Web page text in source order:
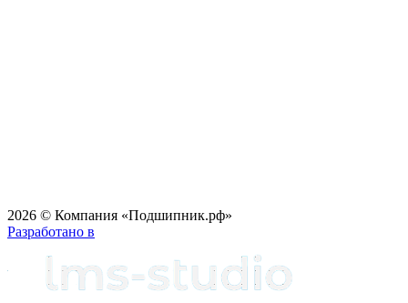
2026 © Компания «Подшипник.рф»
Разработано в